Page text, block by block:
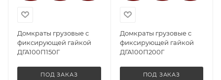
Домкраты грузовые с
фиксирующей гайкой
ДГА100П150Г
ПОД ЗАКАЗ
Домкраты грузовые с
фиксирующей гайкой
ДГА100П200Г
ПОД ЗАКАЗ